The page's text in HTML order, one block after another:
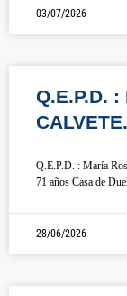
03/07/2026
Q.E.P.D. :
CALVETE.
Q.E.P.D. : María
71 años Casa de
28/06/2026